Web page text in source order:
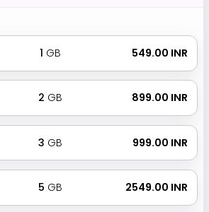
1 GB ₹ 549.00 INR
2 GB ₹ 899.00 INR
3 GB ₹ 999.00 INR
5 GB ₹ 2549.00 INR